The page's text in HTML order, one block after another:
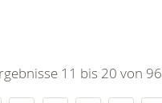
11 bis 20 von 96